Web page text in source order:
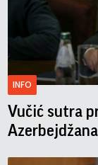
INFO
Vučić sutra